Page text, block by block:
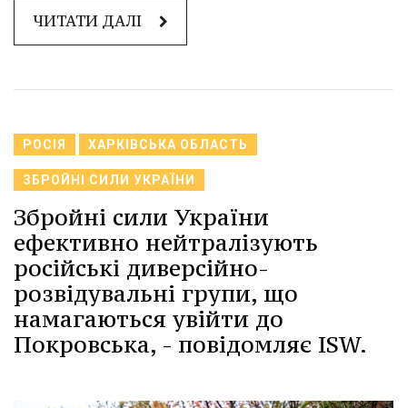
ЧИТАТИ ДАЛІ
РОСІЯ ХАРКІВСЬКА ОБЛАСТЬ
ЗБРОЙНІ СИЛИ УКРАЇНИ
Збройні сили України
ефективно нейтралізують
російські диверсійно-
розвідувальні групи, що
намагаються увійти до
Покровська, - повідомляє ISW.